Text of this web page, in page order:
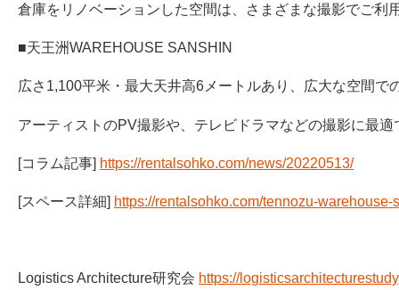
倉庫をリノベーションした空間は、さまざまな撮影でご利
■天王洲WAREHOUSE SANSHIN
広さ1,100平米・最大天井高6メートルあり、広大な空間で
アーティストのPV撮影や、テレビドラマなどの撮影に最適
[コラム記事] https://rentalsohko.com/news/20220513/
[スペース詳細] https://rentalsohko.com/tennozu-warehouse-
Logistics Architecture研究会 https://